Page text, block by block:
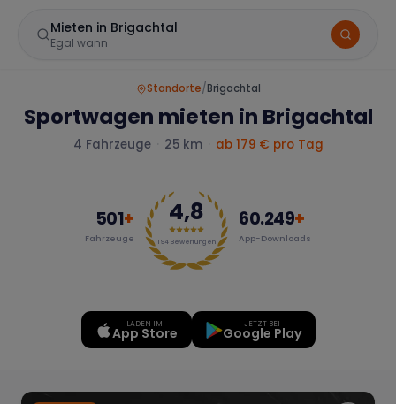
Mieten in Brigachtal
Egal wann
Marke
Mercedes BMW Audi
Standorte/Brigachtal
Sportwagen mieten in Brigachtal
4 Fahrzeuge 25 km ab 179€ pro Tag
501+
Fahrzeuge
4,8
194Bewertungen
60.249+
App-Downloads
LADEN IM
App Store
JETZT BEI
Google Play